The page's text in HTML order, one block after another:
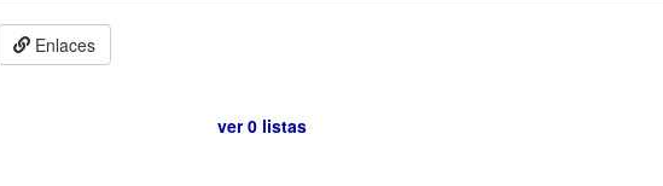
Enlaces
ver 0 listas